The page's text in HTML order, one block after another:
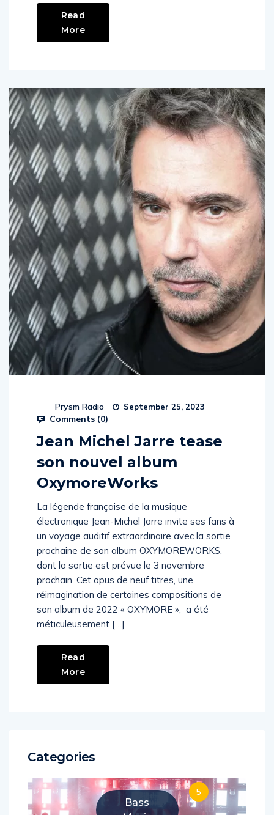
Read
More
Prysm Radio September 25, 2023
Comments (0)
Jean Michel Jarre tease
son nouvel album
OxymoreWorks
La légende française de la musique
électronique Jean-Michel Jarre invite ses fans à
un voyage auditif extraordinaire avec la sortie
prochaine de son album OXYMOREWORKS,
dont la sortie est prévue le 3 novembre
prochain. Cet opus de neuf titres, une
réimagination de certaines compositions de
son album de 2022 « OXYMORE », a été
méticuleusement […]
Read
More
Categories
Bass
5